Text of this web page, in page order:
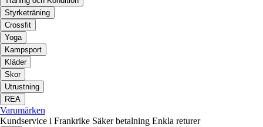
Styrketräning
Crossfit
Yoga
Kampsport
Kläder
Skor
Utrustning
REA
Varumärken
Kundservice i Frankrike Säker betalning Enkla returer